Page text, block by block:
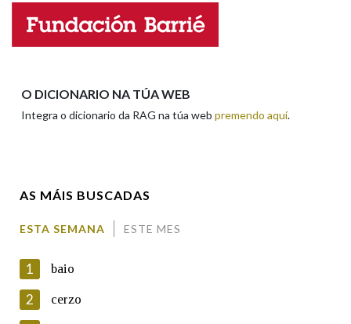
Na fraseoloxía
OUTRAS OPCIÓNS DE BUSCA
Marcas gramaticais
Nome
O DICIONARIO NA TÚA WEB
Integra o dicionario da RAG na túa web premendo aquí.
AS MÁIS BUSCADAS
ESTA SEMANA ESTE MES
1 baio
2 cerzo